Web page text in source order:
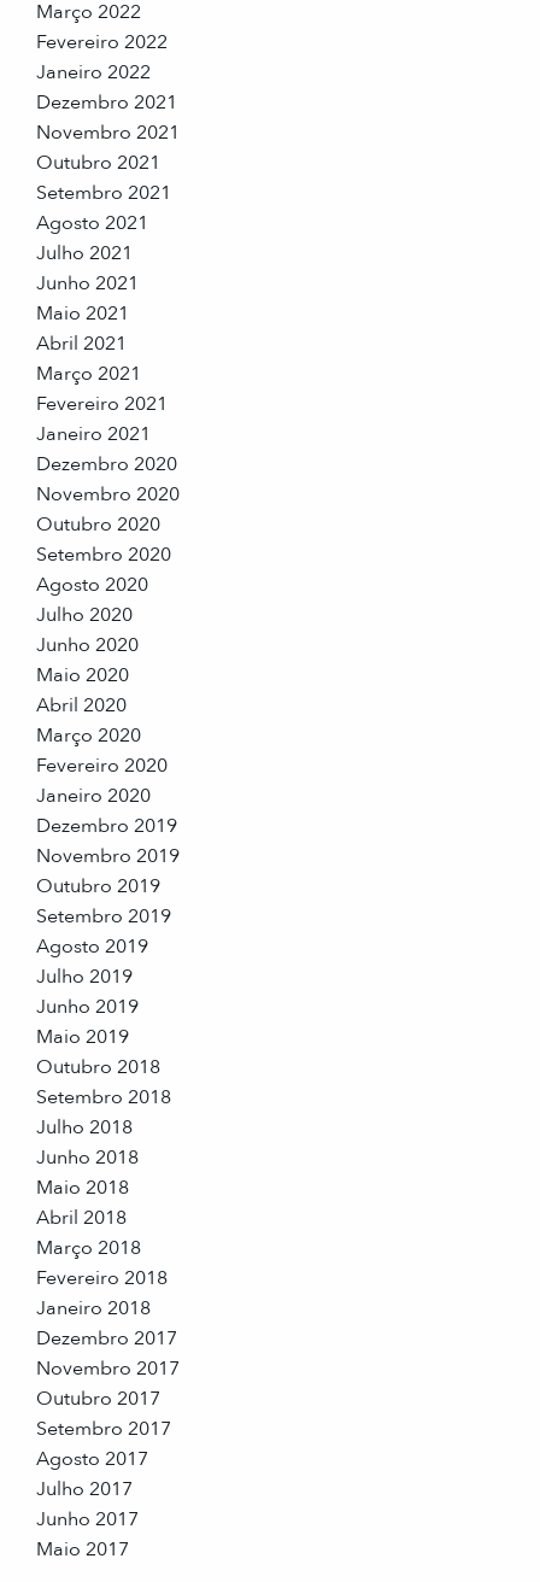
Março 2022
Fevereiro 2022
Janeiro 2022
Dezembro 2021
Novembro 2021
Outubro 2021
Setembro 2021
Agosto 2021
Julho 2021
Junho 2021
Maio 2021
Abril 2021
Março 2021
Fevereiro 2021
Janeiro 2021
Dezembro 2020
Novembro 2020
Outubro 2020
Setembro 2020
Agosto 2020
Julho 2020
Junho 2020
Maio 2020
Abril 2020
Março 2020
Fevereiro 2020
Janeiro 2020
Dezembro 2019
Novembro 2019
Outubro 2019
Setembro 2019
Agosto 2019
Julho 2019
Junho 2019
Maio 2019
Outubro 2018
Setembro 2018
Julho 2018
Junho 2018
Maio 2018
Abril 2018
Março 2018
Fevereiro 2018
Janeiro 2018
Dezembro 2017
Novembro 2017
Outubro 2017
Setembro 2017
Agosto 2017
Julho 2017
Junho 2017
Maio 2017